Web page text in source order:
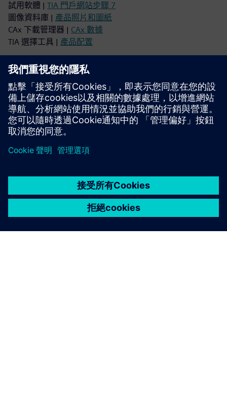
試用軟體 | TIA 門戶網站步驟 7
圖像資料庫 | 產品照片和圖紙
CAx 下載管理器 | CAx 數據
TIA 選擇工具 | 產品配置
支援
線上支援 |所有產品
線上支援 |技術論壇
線上支援 |建立新的支援請求